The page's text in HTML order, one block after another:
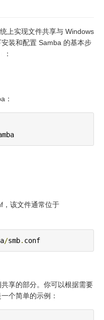
上实现文件共享与 Windows
装和配置 Samba 的基本步
：
，该文件通常位于
/smb. conf
享的部分。你可以根据需要
个简单的示例：